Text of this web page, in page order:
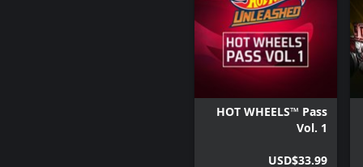
HOT WHEELS™ Pass
Vol. 1
USD$33.99